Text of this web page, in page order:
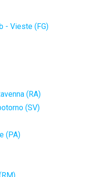
- Vieste (FG)
(RA)
(SV)
(PA)